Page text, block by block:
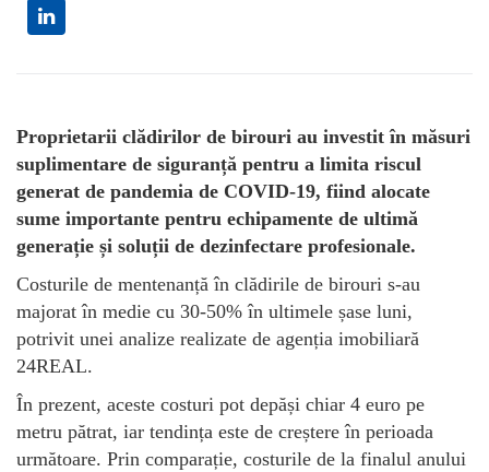
Proprietarii clădirilor de birouri au investit în măsuri
suplimentare de siguranță pentru a limita riscul
generat de pandemia de COVID-19, fiind alocate
sume importante pentru echipamente de ultimă
generație și soluții de dezinfectare profesionale.
Costurile de mentenanță în clădirile de birouri s-au
majorat în medie cu 30-50% în ultimele șase luni,
potrivit unei analize realizate de agenția imobiliară
24REAL.
În prezent, aceste costuri pot depăși chiar 4 euro pe
metru pătrat, iar tendința este de creștere în perioada
următoare. Prin comparație, costurile de la finalul anului